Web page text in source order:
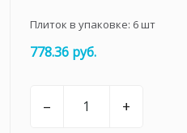
Плиток в упаковке: 6шт
778.36 руб.
– +